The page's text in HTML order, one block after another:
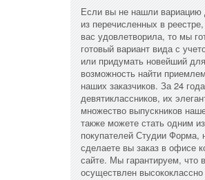
Если вы не нашли вариацию
из перечисленных в
вас удовлетворила, то мы
готовый вариант вида с
или придумать новейший
возможность найти
наших заказчиков. За 24
девятиклассников, их
множество выпускников
также можете стать одним
покупателей Студии Форма,
сделаете вы заказ в офисе
сайте. Мы гарантируем, что
осуществлен